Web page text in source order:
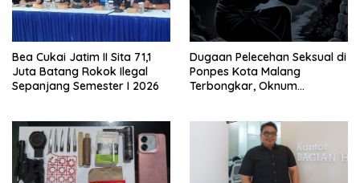
Bea Cukai Jatim II Sita 71,1
Juta Batang Rokok Ilegal
Sepanjang Semester I 2026
Dugaan Pelecehan Seksual di
Ponpes Kota Malang
Terbongkar, Oknum